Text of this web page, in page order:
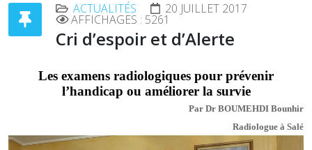
ACTUALITÉS 20 JUILLET 2017
AFFICHAGES : 5261
Cri d’espoir et d’Alerte
Les examens radiologiques pour prévenir
l’handicap ou améliorer la survie
Par Dr BOUMEHDI Bounhir
Radiologue à Salé